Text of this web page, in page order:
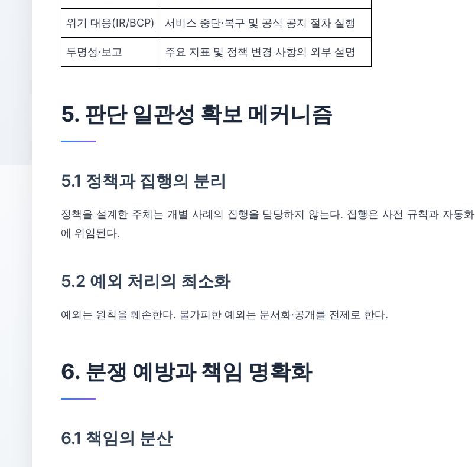
위기 대응(IR/BCP) 서비스 중단·복구 및 공식 공지 절차 실행
투명성·보고 주요 지표 및 정책 변경 사항의 외부 설명
5. 판단 일관성 확보 메커니즘
5.1 정책과 집행의 분리
정책을 설계한 주체는 개별 사례의 집행을 담당하지 않는다. 집행은 사전 규칙과 자동화
에 위임된다.
5.2 예외 처리의 최소화
예외는 원칙을 훼손한다. 불가피한 예외는 문서화·공개를 전제로 한다.
6. 분쟁 예방과 책임 명확화
6.1 책임의 분산